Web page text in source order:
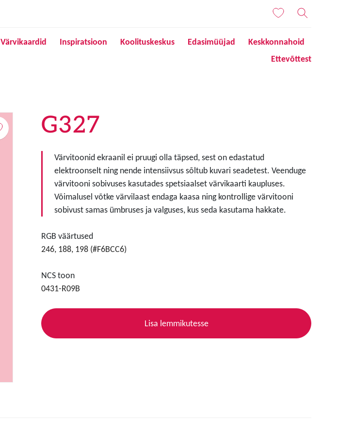
Värvikaardid Inspiratsioon Koolituskeskus Edasimüüjad
Keskkonnahoid
Ettevõttest
G327
Värvitoonid ekraanil ei pruugi olla täpsed, sest on edastatud
elektroonselt ning nende intensiivsus sõltub kuvari seadetest. Veenduge
värvitooni sobivuses kasutades spetsiaalset värvikaarti kaupluses.
Võimalusel võtke värvilaast endaga kaasa ning kontrollige värvitooni
sobivust samas ümbruses ja valguses, kus seda kasutama hakkate.
RGB väärtused
246, 188, 198 (#F6BCC6)
NCS toon
0431-R09B
Lisa lemmikutesse